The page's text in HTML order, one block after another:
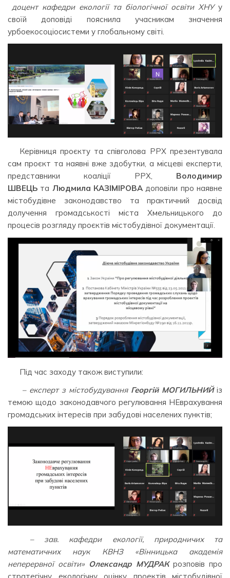
доцент кафедри екології та біологічної освіти ХНУу
своїй доповіді пояснила учасникам значення
урбоекосоціосистеми у глобальному світі.
Керівниця проєкту та співголова РРХ презентувала
сам проєкт та наявні вже здобутки, а місцеві експерти,
представники коаліції РРХ, Володимир
ШВЕЦЬ та Людмила КАЗІМІРОВА доповіли про наявне
містобудівне законодавство та практичний досвід
долучення громадськості міста Хмельницького до
процесів розгляду проєктів містобудівної документації.
Під час заходу також виступили:
– експерт з містобудування Георгій МОГИЛЬНИЙіз
темою щодо законодавчого регулювання НЕврахування
громадських інтересів при забудові населених пунктів;
– зав. кафедри екології, природничих та
математичних наук КВНЗ «Вінницька академія
неперервної освіти» Олександр МУДРАК розповів про